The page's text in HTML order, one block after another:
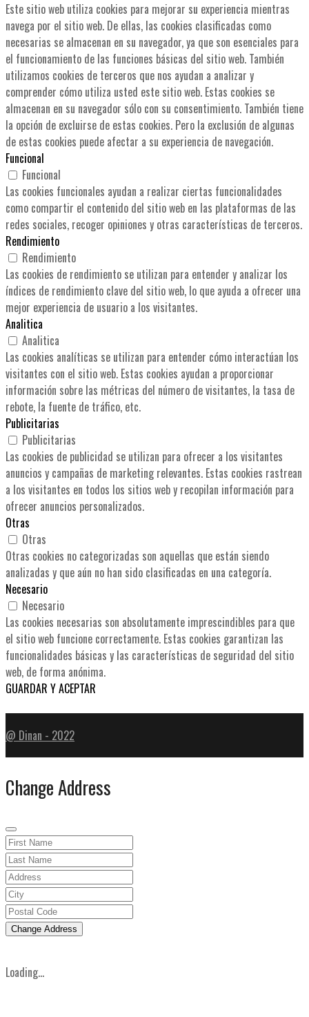
Este sitio web utiliza cookies para mejorar su experiencia mientras
navega por el sitio web. De ellas, las cookies clasificadas como
necesarias se almacenan en su navegador, ya que son esenciales para
el funcionamiento de las funciones básicas del sitio web. También
utilizamos cookies de terceros que nos ayudan a analizar y
comprender cómo utiliza usted este sitio web. Estas cookies se
almacenan en su navegador sólo con su consentimiento. También tiene
la opción de excluirse de estas cookies. Pero la exclusión de algunas
de estas cookies puede afectar a su experiencia de navegación.
Funcional
Funcional
Las cookies funcionales ayudan a realizar ciertas funcionalidades
como compartir el contenido del sitio web en las plataformas de las
redes sociales, recoger opiniones y otras características de terceros.
Rendimiento
Rendimiento
Las cookies de rendimiento se utilizan para entender y analizar los
índices de rendimiento clave del sitio web, lo que ayuda a ofrecer una
mejor experiencia de usuario a los visitantes.
Analitica
Analitica
Las cookies analíticas se utilizan para entender cómo interactúan los
visitantes con el sitio web. Estas cookies ayudan a proporcionar
información sobre las métricas del número de visitantes, la tasa de
rebote, la fuente de tráfico, etc.
Publicitarias
Publicitarias
Las cookies de publicidad se utilizan para ofrecer a los visitantes
anuncios y campañas de marketing relevantes. Estas cookies rastrean
a los visitantes en todos los sitios web y recopilan información para
ofrecer anuncios personalizados.
Otras
Otras
Otras cookies no categorizadas son aquellas que están siendo
analizadas y que aún no han sido clasificadas en una categoría.
Necesario
Necesario
Las cookies necesarias son absolutamente imprescindibles para que
el sitio web funcione correctamente. Estas cookies garantizan las
funcionalidades básicas y las características de seguridad del sitio
web, de forma anónima.
GUARDAR Y ACEPTAR
@ Dinan - 2022
Change Address
Change Address
Loading...